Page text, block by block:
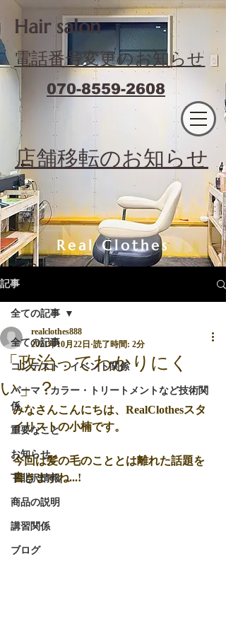
​Hair salon
電話番号変更のお知らせ
070-8559-2608
​店舗移転のお知らせ
Real Clothes
記事
全ての記事
コンテスト・イベント関係
パーマ・カラー・トリートメントなど技術関
係
重要なこと
お知らせ
下北沢情報
商品の説明
講習関係
ブログ
全ての記事
「政治ってわかりにく
い」？
realclothes888
2021年10月22日 読了時間: 2分
みなさんこんにちは、RealClothesスタ
イリストの小楠です。
今回は髪の毛のこととは離れた話題を
書きますね...!